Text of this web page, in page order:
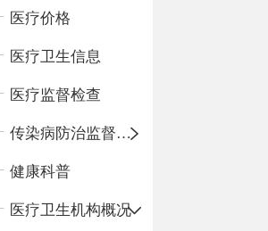
医疗价格
医疗卫生信息
医疗监督检查
传染病防治监督检查
健康科普
医疗卫生机构概况